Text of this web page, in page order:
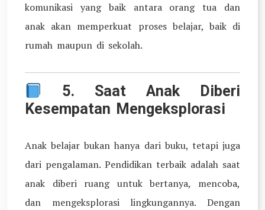
komunikasi yang baik antara orang tua dan
anak akan memperkuat proses belajar, baik di
rumah maupun di sekolah.
5. Saat Anak Diberi
Kesempatan Mengeksplorasi
Anak belajar bukan hanya dari buku, tetapi juga
dari pengalaman. Pendidikan terbaik adalah saat
anak diberi ruang untuk bertanya, mencoba,
dan mengeksplorasi lingkungannya. Dengan